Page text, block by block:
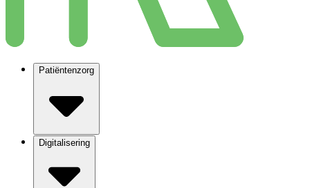
Patiëntenzorg
Digitalisering